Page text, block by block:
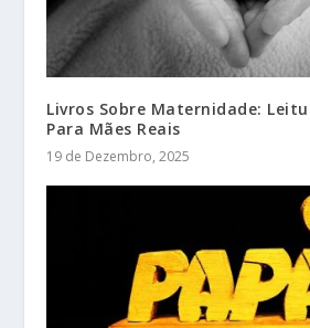
Livros Sobre Maternidade:
Para Mães Reais
19 de Dezembro, 2025